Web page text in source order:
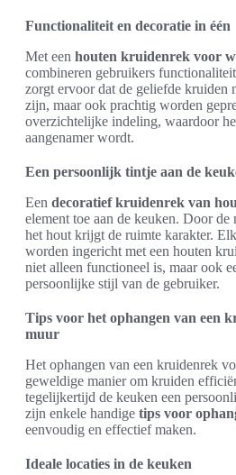
Functionaliteit en decoratie in één
Met een houten kruidenrek voor
combineren gebruikers
zorgt ervoor dat de geliefde kruiden
zijn, maar ook prachtig worden
overzichtelijke indeling, waardoor
aangenamer wordt.
Een persoonlijk tintje aan de
Een decoratief kruidenrek van
element toe aan de keuken. Door
het hout krijgt de ruimte karakter.
worden ingericht met een houten
niet alleen functioneel is, maar ook
persoonlijke stijl van de gebruiker.
Tips voor het ophangen van een
muur
Het ophangen van een kruidenrek
geweldige manier om kruiden
tegelijkertijd de keuken een
zijn enkele handige tips voor
eenvoudig en effectief maken.
Ideale locaties in de keuken